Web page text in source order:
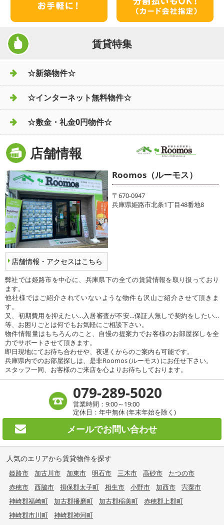
賃貸特集
☆新築物件☆
☆インターネット無料物件☆
☆敷金・礼金0円物件☆
店舗情報
店舗情報・アクセスはこちら
Roomos（ルーモス）
〒670-0947
兵庫県姫路市北条1丁目48番地8
弊社では姫路市を中心に、兵庫県下の全ての賃貸情報を取り扱っており
ます。
他社様ではご紹介されていないような物件も沢山ご紹介させて頂きま
す。
又、初期費用を抑えたい…入居審査が不安…保証人無しで契約をしたい…
等、お困りごとは何でもお気軽にご相談下さい。
物件情報量はもちろんのこと、自慢の提案力でお客様のお部屋探しを全
力でサポートさせて頂きます。
即日現地にてお待ち合わせや、夜遅くからのご案内も可能です。
兵庫県内でのお部屋探しは、是非Roomos (ルーモス) にお任せ下さい。
スタッフ一同、お客様のご来店を心よりお待ちしております。
079-289-5020
営業時間：9:00～19:00
定休日：年中無休 (年末年始を除く)
メールでお問い合わせ
人気のエリアから賃貸物件を探す
姫路市 加古川市 加東市 明石市 三木市 高砂市
たつの市
赤穂市
西脇市 揖保郡太子町 相生市 小野市 加西市
宍粟市
神崎郡福崎町
加古郡播磨町 加古郡稲美町
赤穂郡上郡町
神崎郡市川町
神崎郡神河町